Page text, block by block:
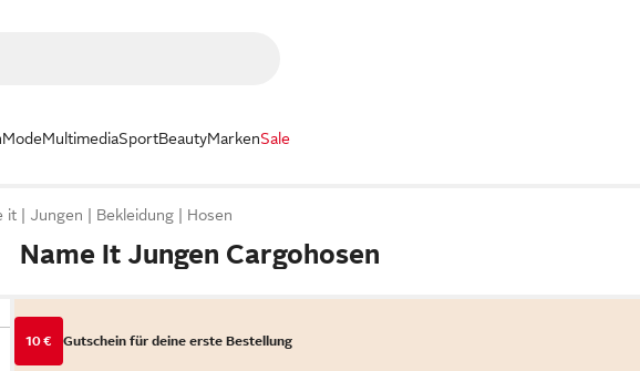
ModeMultimediaSportBeautyMarkenSale
it Jungen Bekleidung Hosen
Name It Jungen Cargohosen
10 € Gutschein für deine erste Bestellung